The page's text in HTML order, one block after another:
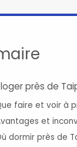
près de
faire et voir à
et
dormir près de